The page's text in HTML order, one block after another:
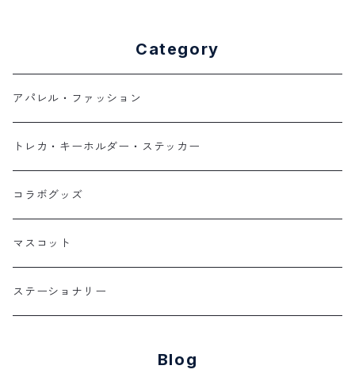
Category
アパレル・ファッション
トレカ・キーホルダー・ステッカー
コラボグッズ
マスコット
ステーショナリー
Blog